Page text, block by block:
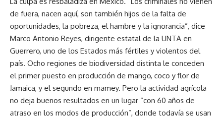
de fuera, nacen aquí, son también hijos de la falta de
oportunidades, la pobreza, el hambre y la ignorancia”, dice
Marco Antonio Reyes, dirigente estatal de la UNTA en
Guerrero, uno de los Estados más fértiles y violentos del
país. Ocho regiones de biodiversidad distinta le conceden
el primer puesto en producción de mango, coco y flor de
Jamaica, y el segundo en mamey. Pero la actividad agrícola
no deja buenos resultados en un lugar “con 60 años de
atraso en los modos de producción”, donde todavía se usan